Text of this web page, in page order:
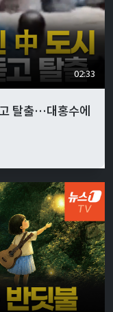
02:33
탈출…대홍수에